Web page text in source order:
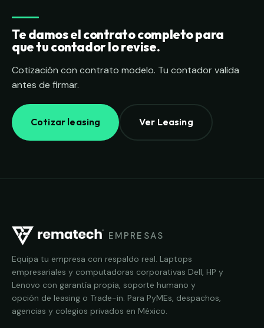
Te damos el contrato completo para
que tu contador lo revise.
Cotización con contrato modelo. Tu contador valida
antes de firmar.
Cotizar leasing Ver Leasing
EMPRESAS
Equipa tu empresa con respaldo real. Laptops
empresariales y computadoras corporativas Dell, HP y
Lenovo con garantía propia, soporte humano y
opción de leasing o Trade-in. Para PyMEs, despachos,
agencias y colegios privados en México.